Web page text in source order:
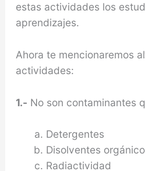
estas actividades los
aprendizajes.
Ahora te mencionaremos
actividades:
1.- No son contaminantes
Detergentes
Disolventes
Radiactividad